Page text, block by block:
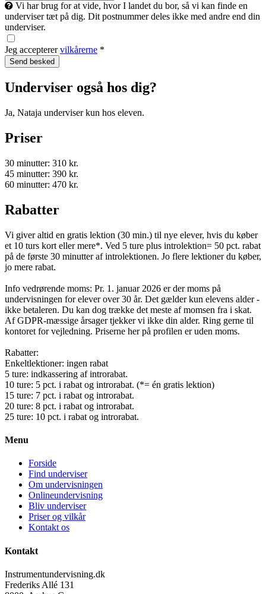
Vi har brug for at vide, hvor I landet du bor, så vi kan finde en
underviser tæt på dig. Dit postnummer deles ikke med andre end din
underviser.
Jeg accepterervilkårerne *
Underviser også hos dig?
Ja, Nataja underviser kun hos eleven.
Priser
30 minutter: 310 kr.
45 minutter: 390 kr.
60 minutter: 470 kr.
Rabatter
Vi giver altid en gratis lektion (30 min.) til nye elever, hvis du køber
et 10 turs kort eller mere*. Ved 5 ture plus introlektion= 50 pct. rabat
på de første 30 minutter af introlektionen. Jo flere lektioner du køber,
jo mere rabat.
Info vedrørende moms: Pr. 1. januar 2026 er der moms på
undervisningen for elever over 30 år. Det gælder kun elevens alder -
ikke betaleren. Du kan dog trække det meste af momsen fra i skat.
Af GDPR-mæssige årsager tjekker vi ikke din alder. Ring gerne til
kontoret for vejledning. Priserne her på profilen er uden moms.
Rabatter:
Enkeltlektioner: ingen rabat
5 ture: indkassering af introrabat.
10 ture: 5 pct. i rabat og introrabat. (*= én gratis lektion)
15 ture: 7 pct. i rabat og introrabat.
20 ture: 8 pct. i rabat og introrabat.
25 ture: 10 pct. i rabat og introrabat.
Menu
Forside
Find underviser
Om undervisningen
Onlineundervisning
Bliv underviser
Priser og vilkår
Kontakt os
Kontakt
Instrumentundervisning.dk
Frederiks Allé 131